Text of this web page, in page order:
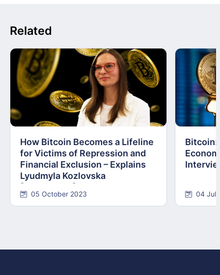
Related
How Bitcoin Becomes a Lifeline
for Victims of Repression and
Financial Exclusion – Explains
Lyudmyla Kozlovska
05 October 2023
Bitcoin:
04